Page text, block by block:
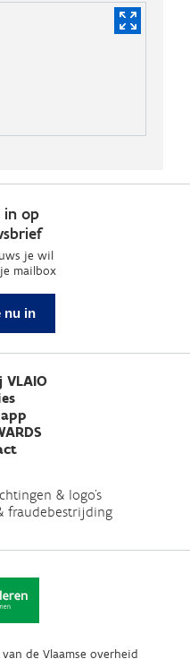
in op
je wil
mailbox
nu in
VLAIO
& logo's
fraudebestrijding
de Vlaamse overheid